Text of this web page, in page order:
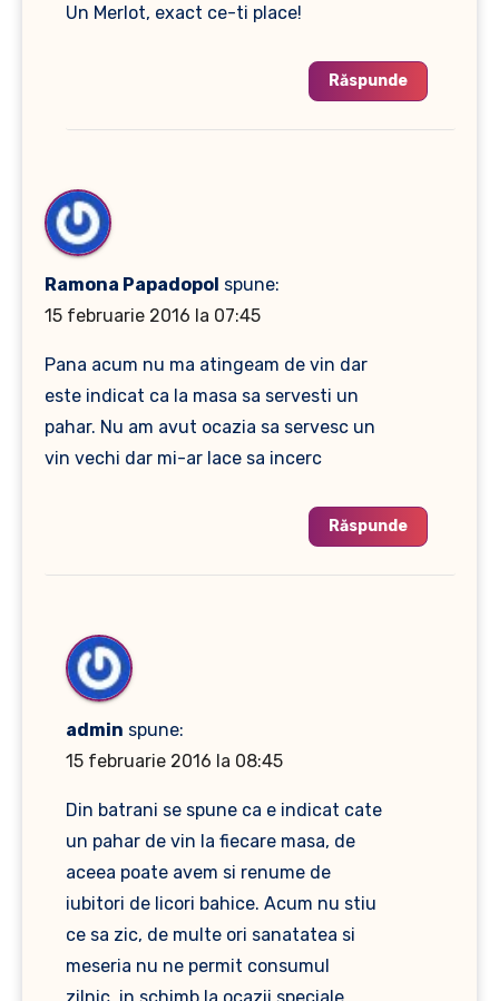
Un Merlot, exact ce-ti place!
Răspunde
Ramona Papadopol spune:
15 februarie 2016 la 07:45
Pana acum nu ma atingeam de vin dar
este indicat ca la masa sa servesti un
pahar. Nu am avut ocazia sa servesc un
vin vechi dar mi-ar lace sa incerc
Răspunde
admin spune:
15 februarie 2016 la 08:45
Din batrani se spune ca e indicat cate
un pahar de vin la fiecare masa, de
aceea poate avem si renume de
iubitori de licori bahice. Acum nu stiu
ce sa zic, de multe ori sanatatea si
meseria nu ne permit consumul